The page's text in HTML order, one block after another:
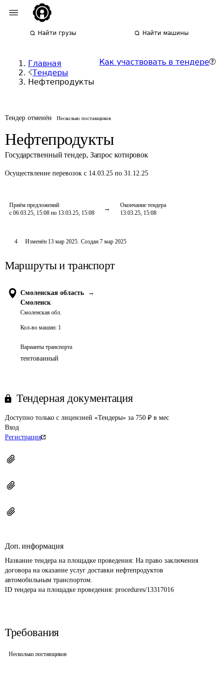
Найти грузы Найти машины
Главная
Тендеры
Нефтепродукты
Как участвовать в тендере
Тендер отменён Несколько поставщиков
Нефтепродукты
Государственный тендер, Запрос котировок
Осуществление перевозок с 14.03.25 по 31.12.25
Приём предложений
с 06.03.25, 15:08 по 13.03.25, 15:08
Окончание тендера
13.03.25, 15:08
4 Изменён 13 мар 2025. Создан 7 мар 2025
Маршруты и транспорт
Смоленская область
→
Смоленск
Смоленская обл.
Кол-во машин: 1
Варианты транспорта
тентованный
Тендерная документация
Доступно только с лицензией «Тендеры» за 750 ₽ в мес
Вход
Регистрация
Доп. информация
Название тендера на площадке проведения: На право заключения
договора на оказание услуг доставки нефтепродуктов
автомобильным транспортом.
ID тендера на площадке проведения: procedures/13317016
Требования
Несколько поставщиков